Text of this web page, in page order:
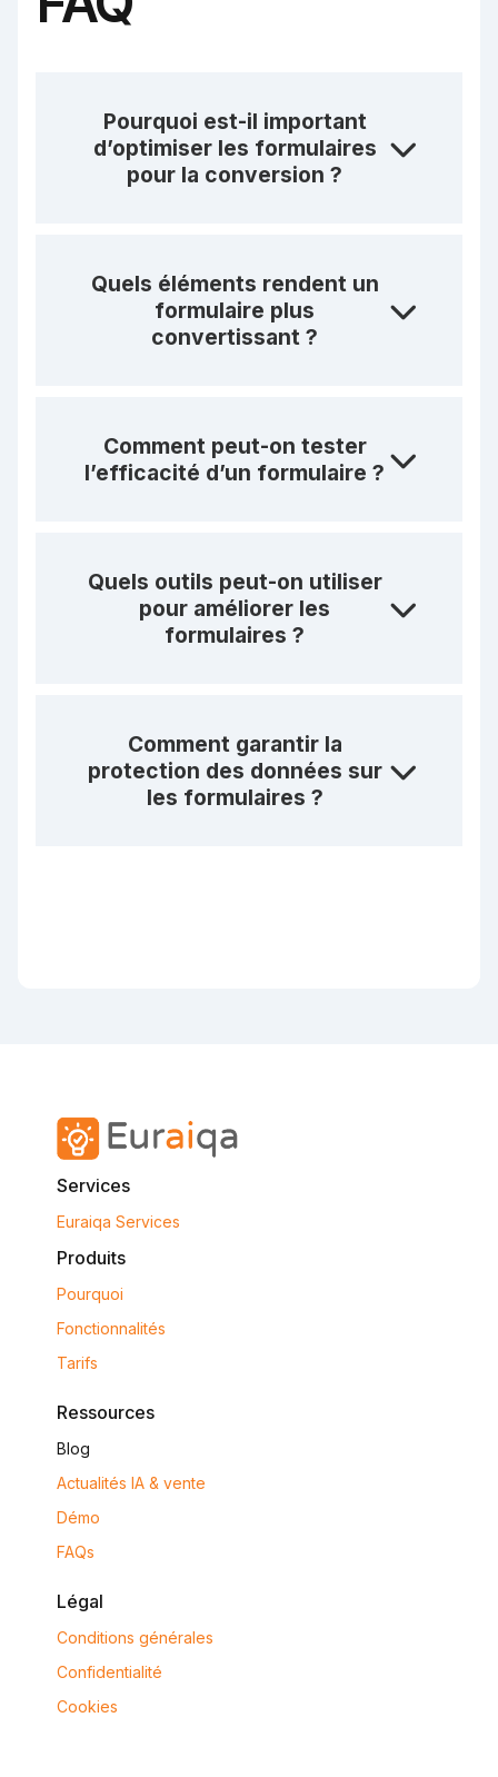
Pourquoi est-il important
d’optimiser les formulaires
pour la conversion ?
Quels éléments rendent un
formulaire plus
convertissant ?
Comment peut-on tester
l’efficacité d’un formulaire ?
Quels outils peut-on utiliser
pour améliorer les
formulaires ?
Comment garantir la
protection des données sur
les formulaires ?
Services
Euraiqa Services
Produits
Pourquoi
Fonctionnalités
Tarifs
Ressources
Blog
Actualités IA & vente
Démo
FAQs
Légal
Conditions générales
Confidentialité
Cookies